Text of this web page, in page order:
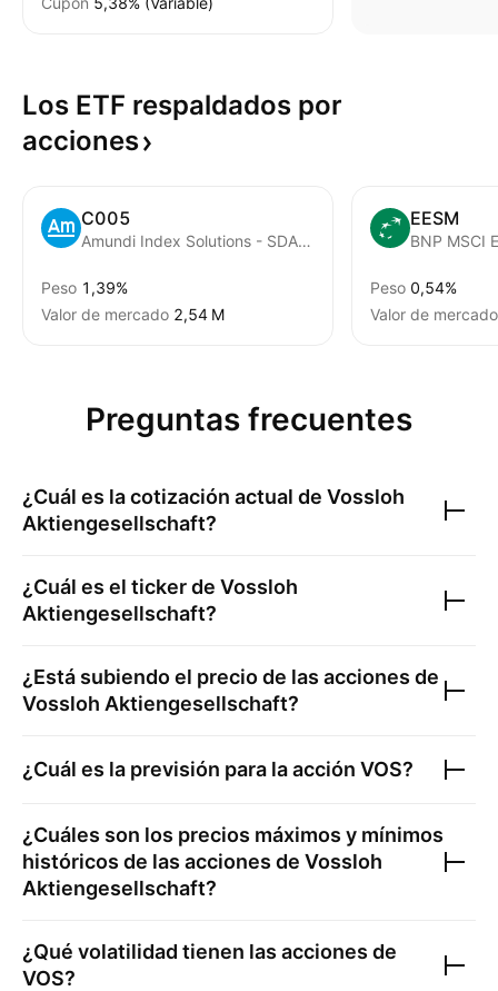
Los ETF respaldados por
acciones
C005
Amundi Index Solutions - SDAX UCITS ETF
Peso 1,39%
Valor de mercado ‪2,54 M‬
EESM
Peso 0,54%
Valor de mercado
Preguntas frecuentes
¿Cuál es la cotización actual de Vossloh
Aktiengesellschaft?
¿Cuál es el ticker de Vossloh
Aktiengesellschaft?
¿Está subiendo el precio de las acciones de
Vossloh Aktiengesellschaft?
¿Cuál es la previsión para la acción VOS?
¿Cuáles son los precios máximos y mínimos
históricos de las acciones de Vossloh
Aktiengesellschaft?
¿Qué volatilidad tienen las acciones de
VOS?